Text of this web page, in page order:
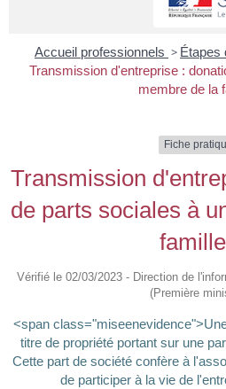
Accueil professionnels > Étapes
Transmission d'entreprise :
membre de la
Fiche
Transmission
de parts sociales à
famille
Vérifié le 02/03/2023 - Direction de
(Première
<span
titre de propriété portant sur une
Cette part de société confère à
de participer à la vie de